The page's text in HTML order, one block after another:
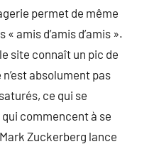
permet de même
« amis d’amis d’amis ».
site connaît un pic de
absolument pas
ce qui se
commencent à se
Zuckerberg lance